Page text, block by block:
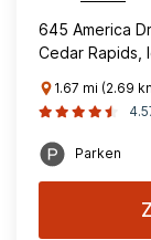
645 America
Cedar Rapids,
1.67 mi (2.69
Parken